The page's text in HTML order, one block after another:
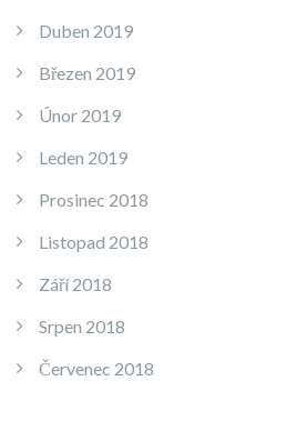
Duben 2019
Březen 2019
Únor 2019
Leden 2019
Prosinec 2018
Listopad 2018
Září 2018
Srpen 2018
Červenec 2018